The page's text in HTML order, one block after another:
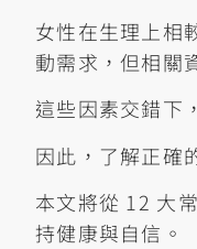
女性在生理上相
動需求，但相關
這些因素交錯下
因此，了解正確
本文將從 12 大
持健康與自信。